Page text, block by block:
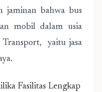
jaminan bahwa bus
mobil dalam usia
yaitu jasa
Fasilitas Lengkap